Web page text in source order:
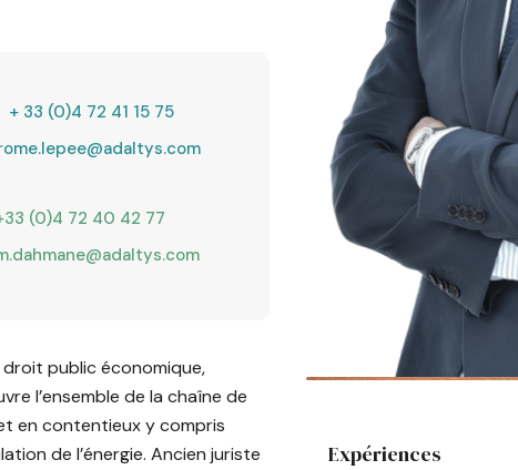
+ 33 (0)4 72 41 15 75
(0)4 72 40 42 77
public économique,
l’ensemble de la chaîne de
en contentieux y compris
de l’énergie. Ancien juriste
Expériences